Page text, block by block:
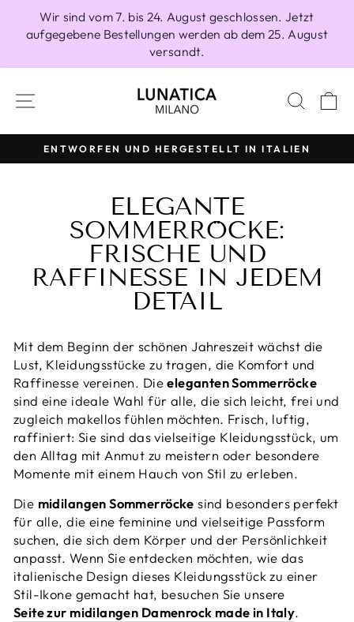
Inhalt
Wir sind vom 7. bis 24. August geschlossen. Jetzt
aufgegebene Bestellungen werden ab dem 25. August
versandt.
SEITENNAVIGATION
Pause
ENTWORFEN UND HERGESTELLT IN ITALIEN
ELEGANTE
SOMMERRÖCKE:
FRISCHE UND
RAFFINESSE IN JEDEM
DETAIL
Mit dem Beginn der schönen Jahreszeit wächst die
Lust, Kleidungsstücke zu tragen, die Komfort und
Raffinesse vereinen. Dieeleganten Sommerröcke
sind eine ideale Wahl für alle, die sich leicht, frei und
zugleich makellos fühlen möchten. Frisch, luftig,
raffiniert: Sie sind das vielseitige Kleidungsstück, um
den Alltag mit Anmut zu meistern oder besondere
Momente mit einem Hauch von Stil zu erleben.
Die midilangen Sommerröcke sind besonders perfekt
für alle, die eine feminine und vielseitige Passform
suchen, die sich dem Körper und der Persönlichkeit
anpasst. Wenn Sie entdecken möchten, wie das
italienische Design dieses Kleidungsstück zu einer
Stil-Ikone gemacht hat, besuchen Sie unsere
Seite zur midilangen Damenrock made in Italy.